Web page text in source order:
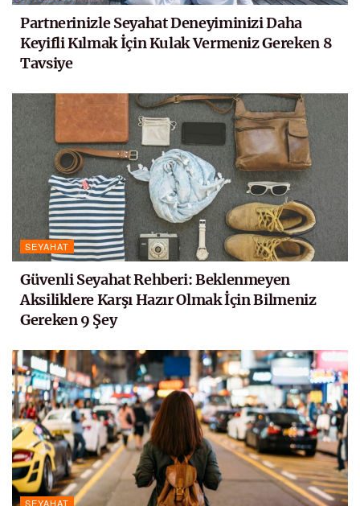
Partnerinizle Seyahat Deneyiminizi Daha
Keyifli Kılmak İçin Kulak Vermeniz Gereken 8
Tavsiye
SEYAHAT
Güvenli Seyahat Rehberi: Beklenmeyen
Aksiliklere Karşı Hazır Olmak İçin Bilmeniz
Gereken 9 Şey
SEYAHAT